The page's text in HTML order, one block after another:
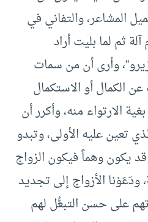
المشاعر، والتفاني في
ثم لما بليت أراد
وأرى أن من سمات
الكمال أو الاستكمال
الارتواء منه، وأكرر أن
تعين عليه الأولى، وتبدو
قد يكون وهماً فيكون الزواج
ودَعَوْنا الأزواج إلى تجديد
على حسن التبعُّل لهم